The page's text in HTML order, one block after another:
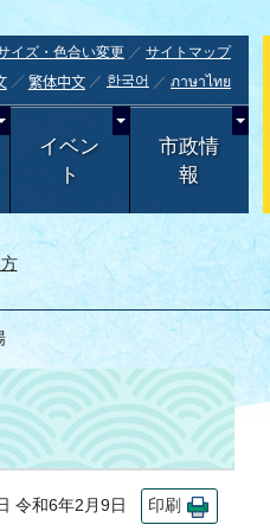
イズ・色合い変更
サイトマップ
繁体中文 한국어 ภาษาไทย
イベン
ト
市政情
報
令和6年2月9日 印刷